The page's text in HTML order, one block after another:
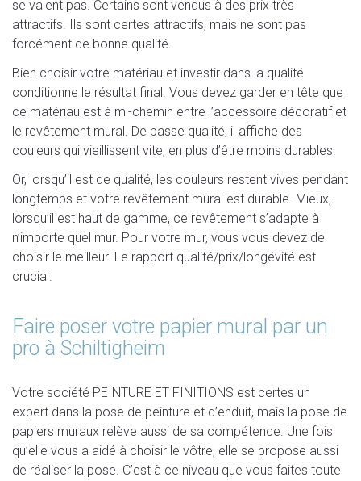
se valent pas. Certains sont vendus à des prix très
attractifs. Ils sont certes attractifs, mais ne sont pas
forcément de bonne qualité.
Bien choisir votre matériau et investir dans la qualité
conditionne le résultat final. Vous devez garder en tête que
ce matériau est à mi-chemin entre l’accessoire décoratif et
le revêtement mural. De basse qualité, il affiche des
couleurs qui vieillissent vite, en plus d’être moins durables.
Or, lorsqu’il est de qualité, les couleurs restent vives pendant
longtemps et votre revêtement mural est durable. Mieux,
lorsqu’il est haut de gamme, ce revêtement s’adapte à
n’importe quel mur. Pour votre mur, vous vous devez de
choisir le meilleur. Le rapport qualité/prix/longévité est
crucial.
Faire poser votre papier mural par un
pro à Schiltigheim
Votre société PEINTURE ET FINITIONS est certes un
expert dans la pose de peinture et d’enduit, mais la pose de
papiers muraux relève aussi de sa compétence. Une fois
qu’elle vous a aidé à choisir le vôtre, elle se propose aussi
de réaliser la pose. C’est à ce niveau que vous faites toute